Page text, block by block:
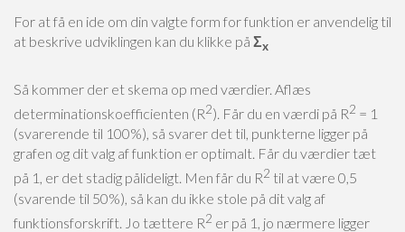
For at få en ide om din valgte form for funktion er anvendelig til
at beskrive udviklingen kan du klikke på Σx
Så kommer der et skema op med værdier. Aflæs
determinationskoefficienten (R2). Får du en værdi på R2 = 1
(svarerende til 100%), så svarer det til, punkterne ligger på
grafen og dit valg af funktion er optimalt. Får du værdier tæt
på 1, er det stadig pålideligt. Men får du R2 til at være 0,5
(svarende til 50%), så kan du ikke stole på dit valg af
funktionsforskrift. Jo tættere R2 er på 1, jo nærmere ligger